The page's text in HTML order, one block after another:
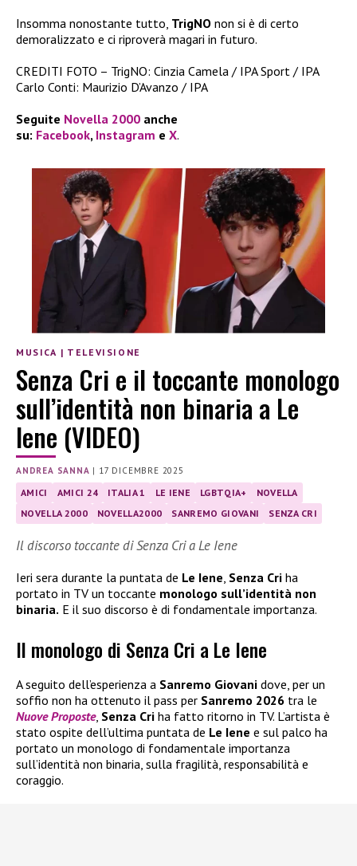
Insomma nonostante tutto, TrigNO non si è di certo
demoralizzato e ci riproverà magari in futuro.
CREDITI FOTO – TrigNO: Cinzia Camela / IPA Sport / IPA
Carlo Conti: Maurizio D’Avanzo / IPA
Seguite Novella 2000 anche
su: Facebook, Instagram e X.
MUSICA | TELEVISIONE
Senza Cri e il toccante monologo
sull’identità non binaria a Le
Iene (VIDEO)
ANDREA SANNA | 17 DICEMBRE 2025
AMICI AMICI 24 ITALIA 1 LE IENE LGBTQIA+
NOVELLA
NOVELLA 2000
NOVELLA2000 SANREMO GIOVANI SENZA CRI
Il discorso toccante di Senza Cri a Le Iene
Ieri sera durante la puntata de Le Iene Senza Cri ha
portato in TV un toccante monologo sull’identità non
binaria. E il suo discorso è di fondamentale importanza.
Il monologo di Senza Cri a Le Iene
A seguito dell’esperienza a Sanremo Giovani dove, per un
soffio non ha ottenuto il pass per Sanremo 2026 tra le
Nuove Proposte, Senza Cri ha fatto ritorno in TV. L’artista è
stato ospite dell’ultima puntata de Le Iene e sul palco ha
portato un monologo di fondamentale importanza
sull’identità non binaria, sulla fragilità, responsabilità e
coraggio.